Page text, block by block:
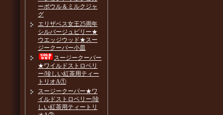
ーボウル＆ミルクジャ
グ
エリザベス女王25周年
シルバージュビリー★
ウエッジウッド★スー
ジークーパー小皿
スージークーパー
★ワイルドストロベリ
ー/珍しい紅茶用ティー
トリオA①
スージークーパー★ワ
イルドストロベリー/珍
しい紅茶用ティートリ